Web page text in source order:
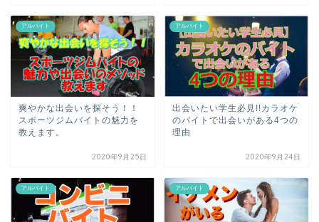
アルバイト
爽やかな出会いを探そう！！
スポーツジムバイトの魅力を
教えます。
2020年9月25日
アルバイト
出会いたい学生必見!!カラオケ
のバイトで出会いがある4つの
理由
2020年9月24日
アルバイト アルバイト